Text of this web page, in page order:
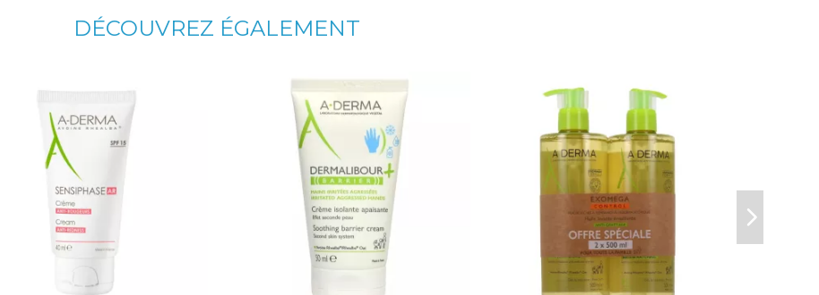
DÉCOUVREZ ÉGALEMENT